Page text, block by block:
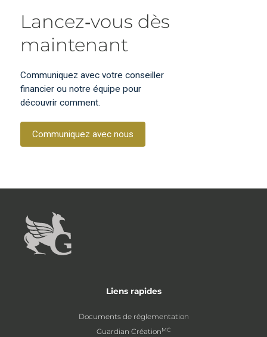
Lancez‑vous dès
maintenant
Communiquez avec votre conseiller
financier ou notre équipe pour
découvrir comment.
Communiquez avec nous
Liens rapides
Documents de réglementation
Guardian CréationMC